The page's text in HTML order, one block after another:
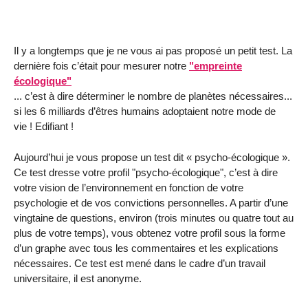
Il y a longtemps que je ne vous ai pas proposé un petit test. La
dernière fois c’était pour mesurer notre "empreinte
écologique"
... c’est à dire déterminer le nombre de planètes nécessaires...
si les 6 milliards d’êtres humains adoptaient notre mode de
vie ! Edifiant !
Aujourd’hui je vous propose un test dit « psycho-écologique ».
Ce test dresse votre profil "psycho-écologique", c’est à dire
votre vision de l’environnement en fonction de votre
psychologie et de vos convictions personnelles. A partir d’une
vingtaine de questions, environ (trois minutes ou quatre tout au
plus de votre temps), vous obtenez votre profil sous la forme
d’un graphe avec tous les commentaires et les explications
nécessaires. Ce test est mené dans le cadre d’un travail
universitaire, il est anonyme.